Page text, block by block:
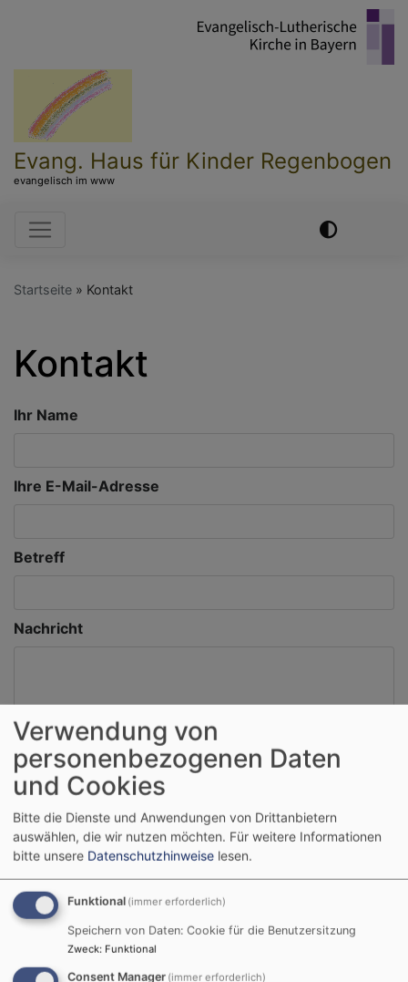
Evang. Haus für Kinder Regenbogen
evangelisch im www
Hauptnavigation
Startseite Kontakt
Kontakt
Ihr Name
Ihre E-Mail-Adresse
Betreff
Nachricht
Bitte geben Sie in Ihrer Nachricht keine Links oder
Internetadressen an.
Einwilligung
Verwendung von
personenbezogenen Daten
und Cookies
Bitte die Dienste und Anwendungen von Drittanbietern
auswählen, die wir nutzen möchten. Für weitere Informationen
bitte unsere Datenschutzhinweise lesen.
Funktional (immer erforderlich)
Speichern von Daten: Cookie für die Benutzersitzung
Zweck: Funktional
Consent Manager (immer erforderlich)